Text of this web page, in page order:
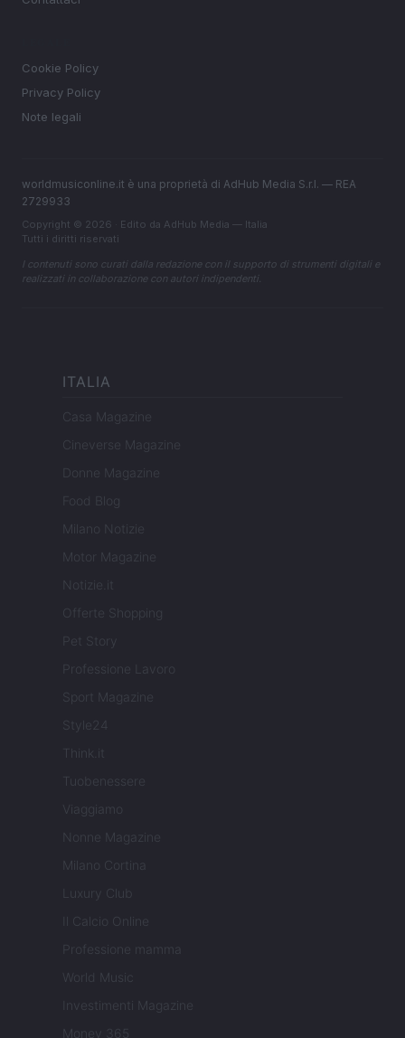
Cookie Policy
Privacy Policy
Note legali
worldmusiconline.it è una proprietà di AdHub Media S.r.l. — REA
2729933
Copyright © 2026 · Edito da AdHub Media — Italia
Tutti i diritti riservati
I contenuti sono curati dalla redazione con il supporto di strumenti digitali e
realizzati in collaborazione con autori indipendenti.
ITALIA
Casa Magazine
Cineverse Magazine
Donne Magazine
Food Blog
Milano Notizie
Motor Magazine
Notizie.it
Offerte Shopping
Pet Story
Professione Lavoro
Sport Magazine
Style24
Think.it
Tuobenessere
Viaggiamo
Nonne Magazine
Milano Cortina
Luxury Club
Il Calcio Online
Professione mamma
World Music
Investimenti Magazine
Money 365